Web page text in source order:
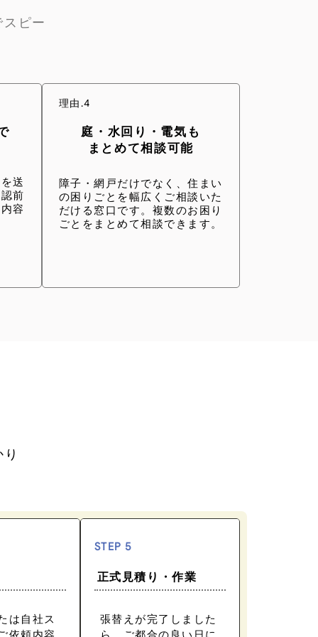
ピー
送
前
容
理由.4
庭・水回り・電気も
まとめて相談可能
障子・網戸だけでなく、住まい
の困りごとを幅広くご相談いた
だける窓口です。複数のお困り
ごとをまとめて相談できます。
は自社ス
STEP 5
正式見積り・作業
張替えが完了しました